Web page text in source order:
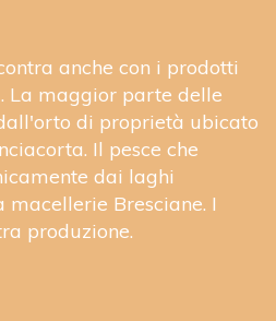
anche con i prodotti
La maggior parte delle
di proprietà ubicato
Il pesce che
dai laghi
macellerie Bresciane. I
produzione.